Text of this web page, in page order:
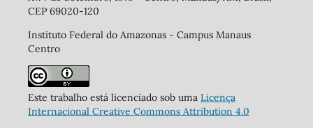
CEP 69020-120
Instituto Federal do Amazonas - Campus Manaus
Centro
Este trabalho está licenciado sob uma Licença
Internacional Creative Commons Attribution 4.0